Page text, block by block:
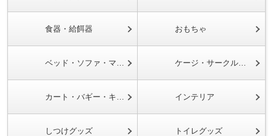
食器・給餌器 おもちゃ
ベッド・ソファ・マット ケージ・サークル・ゲート
カート・バギー・キャリーケース インテリア
しつけグッズ トイレグッズ